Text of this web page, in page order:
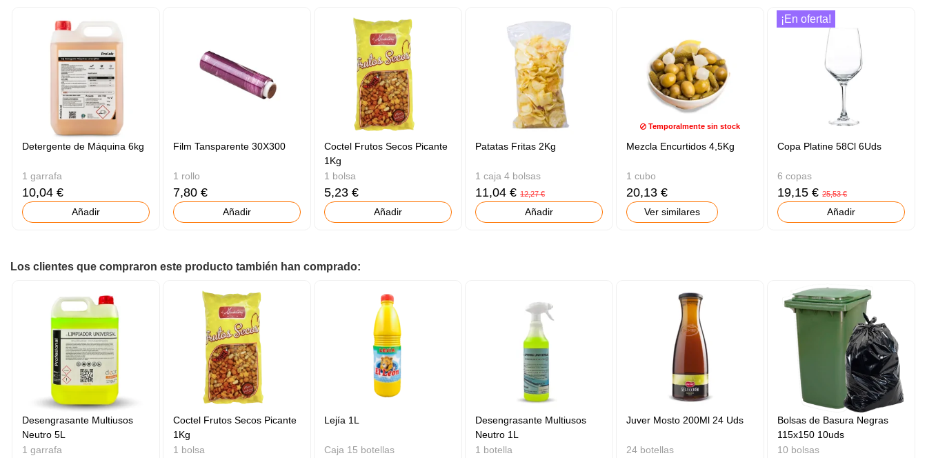
Detergente de Máquina 6kg
1 garrafa
10,04 €
Añadir
Film Tansparente 30X300
1 rollo
7,80 €
Añadir
Coctel Frutos Secos Picante
1Kg
1 bolsa
5,23 €
Añadir
Patatas Fritas 2Kg
1 caja 4 bolsas
11,04 €12,27 €
Añadir
Temporalmente sin stock
Mezcla Encurtidos 4,5Kg
1 cubo
20,13 €
Ver similares
¡En oferta!
Copa Platine 58Cl 6Uds
6 copas
19,15 €25,53 €
Añadir
Los clientes que compraron este producto también han comprado:
Desengrasante Multiusos
Neutro 5L
1 garrafa
Coctel Frutos Secos Picante
1Kg
1 bolsa
Lejía 1L
Caja 15 botellas
Desengrasante Multiusos
Neutro 1L
1 botella
Juver Mosto 200Ml 24 Uds
24 botellas
Bolsas de Basura Negras
115x150 10uds
10 bolsas